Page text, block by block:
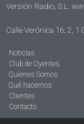
Versión Radio, S.L.
Calle Verónica 16, 2, 1
Noticias
Club de Oyentes
Quienes Somos
Qué hacemos
Clientes
Contacto